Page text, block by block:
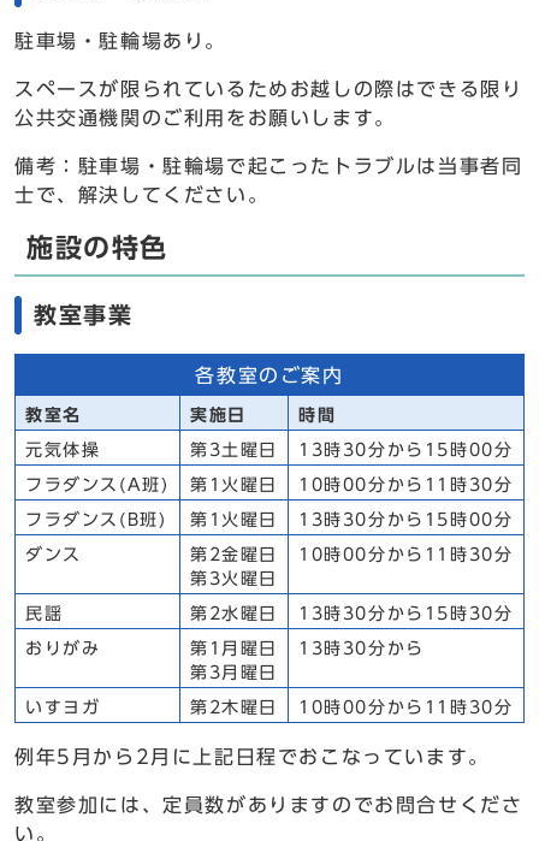
駐車場・駐輪場あり。
スペースが限られているためお越しの際はできる限り
公共交通機関のご利用をお願いします。
備考：駐車場・駐輪場で起こったトラブルは当事者同
士で、解決してください。
施設の特色
教室事業
各教室のご案内
教室名 実施日 時間
元気体操 第3土曜日 13時30分から15時00分
フラダンス(A班) 第1火曜日 10時00分から11時30分
フラダンス(B班) 第1火曜日 13時30分から15時00分
ダンス
第2金曜日
第3火曜日
10時00分から11時30分
民謡 第2水曜日 13時30分から15時30分
おりがみ
第1月曜日
第3月曜日
13時30分から
いすヨガ 第2木曜日 10時00分から11時30分
例年5月から2月に上記日程でおこなっています。
教室参加には、定員数がありますのでお問合せくださ
い。